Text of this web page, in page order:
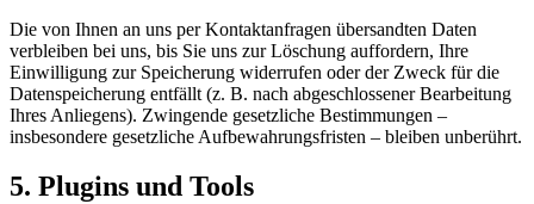
Die von Ihnen an uns per Kontaktanfragen übersandten Daten
verbleiben bei uns, bis Sie uns zur Löschung auffordern, Ihre
Einwilligung zur Speicherung widerrufen oder der Zweck für die
Datenspeicherung entfällt (z. B. nach abgeschlossener Bearbeitung
Ihres Anliegens). Zwingende gesetzliche Bestimmungen –
insbesondere gesetzliche Aufbewahrungsfristen – bleiben unberührt.
5. Plugins und Tools